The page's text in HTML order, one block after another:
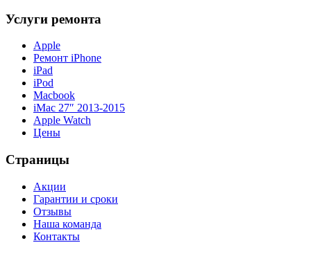
Услуги ремонта
Apple
Ремонт iPhone
iPad
iPod
Macbook
iMac 27″ 2013-2015
Apple Watch
Цены
Страницы
Акции
Гарантии и сроки
Отзывы
Наша команда
Контакты